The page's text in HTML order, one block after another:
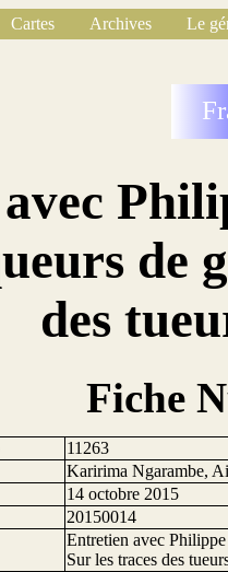
Cartes Archives
Le
de
des
Fiche
11263
Karirima Ngarambe,
14 octobre 2015
20150014
Entretien avec
Sur les traces des